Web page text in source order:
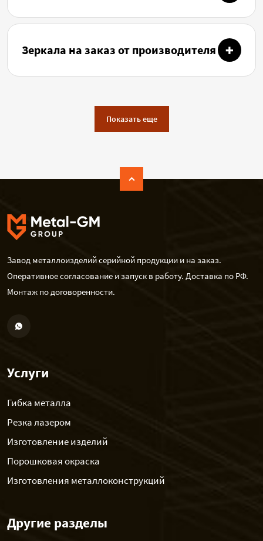
Зеркала на заказ от производителя
Показать еще
Завод металлоизделий серийной продукции и на заказ.
Оперативное согласование и запуск в работу. Доставка по РФ.
Монтаж по договоренности.
Услуги
Гибка металла
Резка лазером
Изготовление изделий
Порошковая окраска
Изготовления металлоконструкций
Другие разделы